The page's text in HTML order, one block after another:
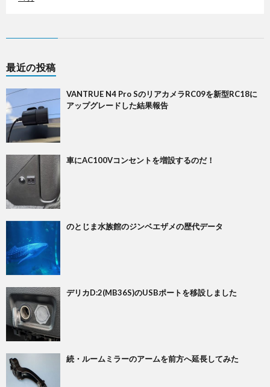
最近の投稿
VANTRUE N4 Pro SのリアカメラRC09を新型RC18に
アップグレードした結果報告
車にAC100Vコンセントを増設するのだ！
のとじま水族館のジンベエザメの歴代データ
デリカD:2(MB36S)のUSBポートを移設しました
続・ルームミラーのアームを前方へ延長してみた